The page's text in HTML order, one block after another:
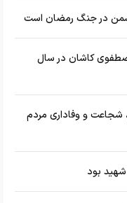
در جنگ رمضان است
مصطفوی کاشان در سال
شجاعت و وفاداری مردم
شهید بود